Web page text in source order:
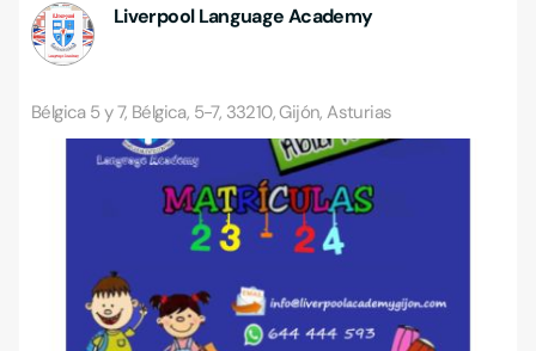
Liverpool Language Academy
Bélgica 5 y 7, Bélgica, 5-7, 33210, Gijón, Asturias